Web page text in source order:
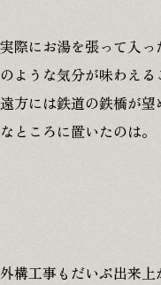
実際にお湯を張って入
のような気分が味わえる
遠方には鉄道の鉄橋が
なところに置いたのは。
外構工事もだいぶ出来